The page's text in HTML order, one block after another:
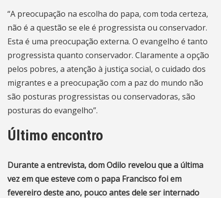
“A preocupação na escolha do papa, com toda certeza,
não é a questão se ele é progressista ou conservador.
Esta é uma preocupação externa. O evangelho é tanto
progressista quanto conservador. Claramente a opção
pelos pobres, a atenção à justiça social, o cuidado dos
migrantes e a preocupação com a paz do mundo não
são posturas progressistas ou conservadoras, são
posturas do evangelho”.
Último encontro
Durante a entrevista, dom Odilo revelou que a última
vez em que esteve com o papa Francisco foi em
fevereiro deste ano, pouco antes dele ser internado